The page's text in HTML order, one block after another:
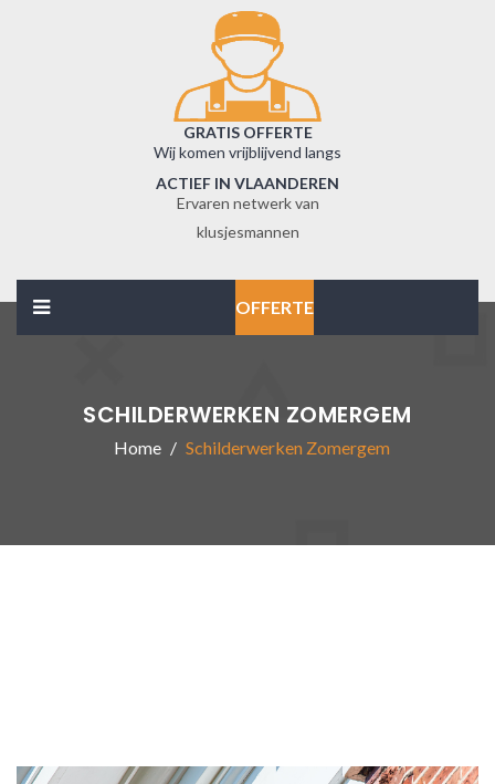
GRATIS OFFERTE
Wij komen vrijblijvend langs
ACTIEF IN VLAANDEREN
Ervaren netwerk van
klusjesmannen
OFFERTE
SCHILDERWERKEN ZOMERGEM
Home Schilderwerken Zomergem